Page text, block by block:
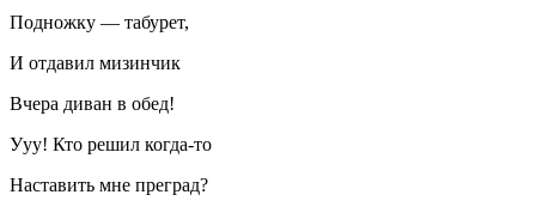
Подножку — табурет,
И отдавил мизинчик
Вчера диван в обед!
Ууу! Кто решил когда-то
Наставить мне преград?